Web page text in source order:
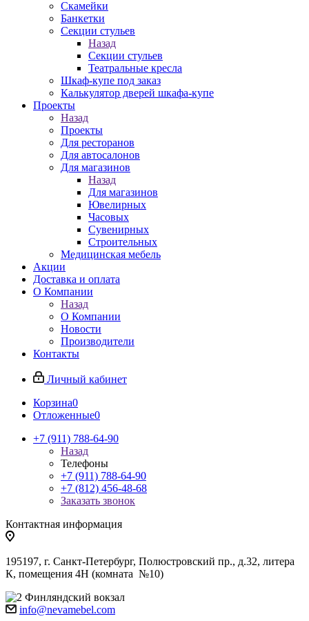
Скамейки
Банкетки
Секции стульев
Назад
Секции стульев
Театральные кресла
Шкаф-купе под заказ
Калькулятор дверей шкафа-купе
Проекты
Назад
Проекты
Для ресторанов
Для автосалонов
Для магазинов
Назад
Для магазинов
Ювелирных
Часовых
Сувенирных
Строительных
Медицинская мебель
Акции
Доставка и оплата
О Компании
Назад
О Компании
Новости
Производители
Контакты
Личный кабинет
Корзина0
Отложенные0
+7 (911) 788-64-90
Назад
Телефоны
+7 (911) 788-64-90
+7 (812) 456-48-68
Заказать звонок
Контактная информация
195197, г. Санкт-Петербург, Полюстровский пр., д.32, литера
К, помещения 4Н (комната №10)
Финляндский вокзал
info@nevamebel.com